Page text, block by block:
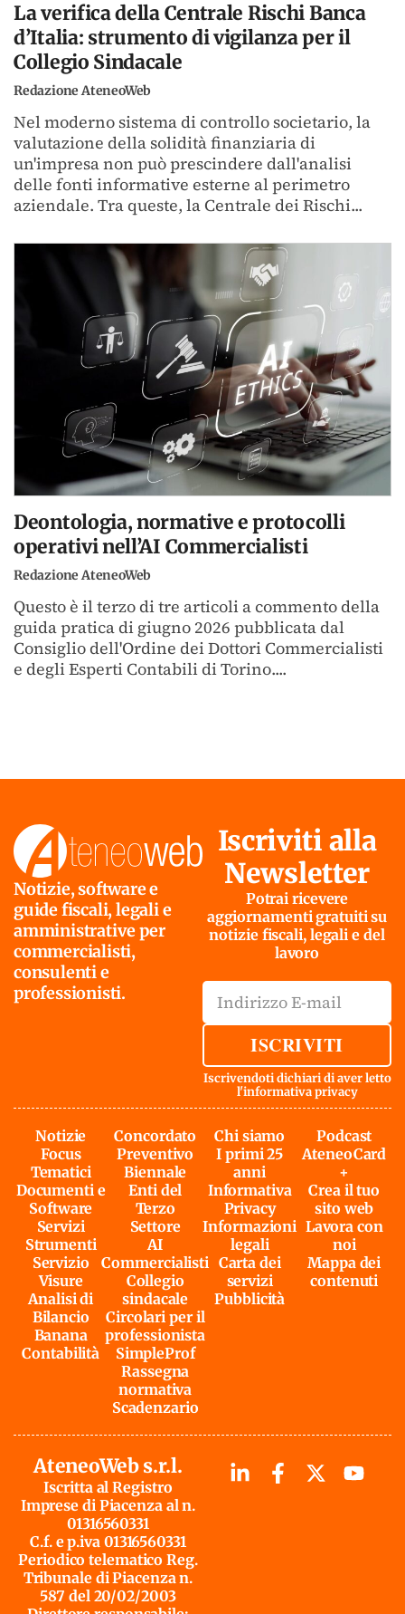
La verifica della Centrale Rischi Banca
d’Italia: strumento di vigilanza per il
Collegio Sindacale
Redazione AteneoWeb
Nel moderno sistema di controllo societario, la
valutazione della solidità finanziaria di
un'impresa non può prescindere dall'analisi
delle fonti informative esterne al perimetro
aziendale. Tra queste, la Centrale dei Rischi...
Deontologia, normative e protocolli
operativi nell’AI Commercialisti
Redazione AteneoWeb
Questo è il terzo di tre articoli a commento della
guida pratica di giugno 2026 pubblicata dal
Consiglio dell'Ordine dei Dottori Commercialisti
e degli Esperti Contabili di Torino....
Notizie, software e
guide fiscali, legali e
amministrative per
commercialisti,
consulenti e
professionisti.
Iscriviti alla
Newsletter
Potrai ricevere
aggiornamenti gratuiti su
notizie fiscali, legali e del
lavoro
ISCRIVITI
Iscrivendoti dichiari di aver letto
l'informativa privacy
Notizie
Focus
Tematici
Documenti e
Software
Servizi
Strumenti
Servizio
Visure
Analisi di
Bilancio
Banana
Contabilità
Concordato
Preventivo
Biennale
Enti del
Terzo
Settore
AI
Commercialisti
Collegio
sindacale
Circolari per il
professionista
SimpleProf
Rassegna
normativa
Scadenzario
Chi siamo
I primi 25
anni
Informativa
Privacy
Informazioni
legali
Carta dei
servizi
Pubblicità
Podcast
AteneoCard
+
Crea il tuo
sito web
Lavora con
noi
Mappa dei
contenuti
AteneoWeb s.r.l.
Iscritta al Registro
Imprese di Piacenza al n.
01316560331
C.f. e p.iva 01316560331
Periodico telematico Reg.
Tribunale di Piacenza n.
587 del 20/02/2003